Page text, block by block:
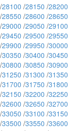
/28100 /28150 /28200
/28550 /28600 /28650
/29000 /29050 /29100
/29450 /29500 /29550
/29900 /29950 /30000
/30350 /30400 /30450
/30800 /30850 /30900
/31250 /31300 /31350
/31700 /31750 /31800
/32150 /32200 /32250
/32600 /32650 /32700
/33050 /33100 /33150
/33500 /33550 /33600